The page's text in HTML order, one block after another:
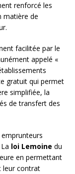
renforcé les
matière de
facilitée par le
appelé «
gratuit qui permet
simplifiée, la
de transfert des
emprunteurs
loi Lemoine du
en permettant
leur contrat